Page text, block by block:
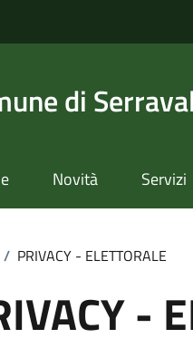
di
Novità Servizi
/ PRIVACY - ELETTORALE
-